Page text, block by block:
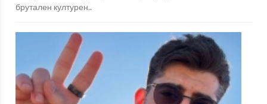
брутален културен..